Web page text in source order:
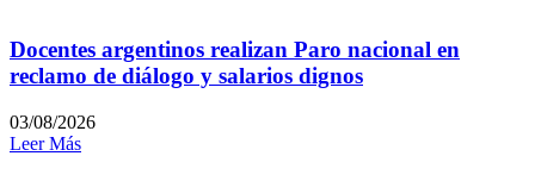
Docentes argentinos realizan Paro nacional en
reclamo de diálogo y salarios dignos
03/08/2026
Leer Más